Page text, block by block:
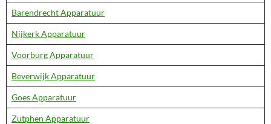
Barendrecht Apparatuur
Nijkerk Apparatuur
Voorburg Apparatuur
Beverwijk Apparatuur
Goes Apparatuur
Zutphen Apparatuur